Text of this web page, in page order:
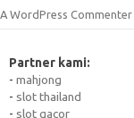
A WordPress Commenter
Partner kami:
- mahjong
- slot thailand
- slot gacor